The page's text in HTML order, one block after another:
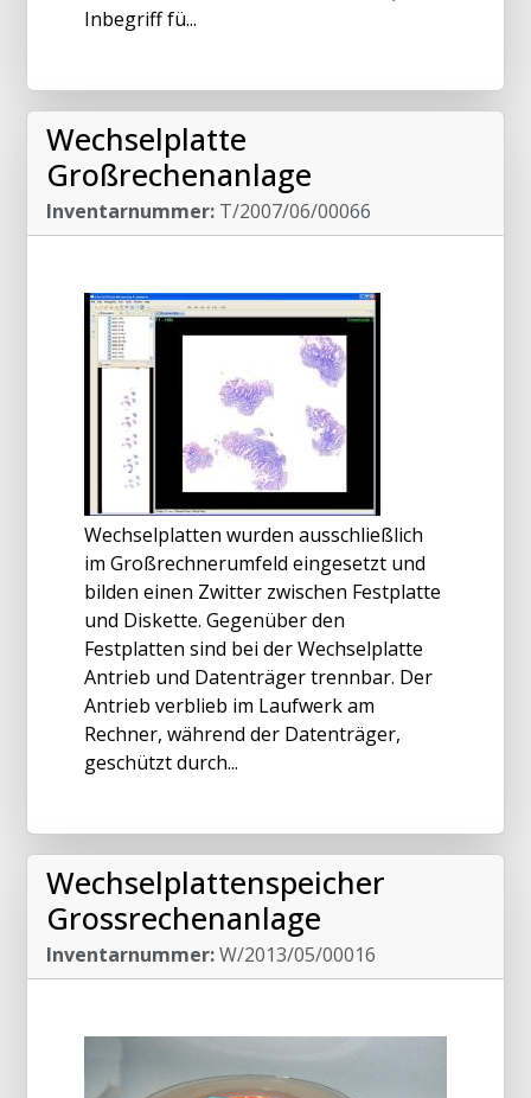
Inbegriff fü...
Wechselplatte
Großrechenanlage
Inventarnummer: T/2007/06/00066
Wechselplatten wurden ausschließlich
im Großrechnerumfeld eingesetzt und
bilden einen Zwitter zwischen Festplatte
und Diskette. Gegenüber den
Festplatten sind bei der Wechselplatte
Antrieb und Datenträger trennbar. Der
Antrieb verblieb im Laufwerk am
Rechner, während der Datenträger,
geschützt durch...
Wechselplattenspeicher
Grossrechenanlage
Inventarnummer:W/2013/05/00016